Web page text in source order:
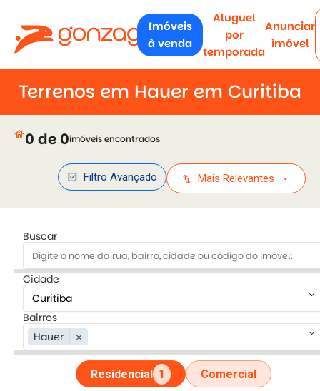
Imóveis
à venda
Aluguel
por
temporada
Anunciar
imóvel
Terrenos em Hauer em Curitiba
house0 de 0imóveis encontrados
check_box Filtro Avançado swap_vert Mais Relevantes arrow_drop_down
Buscar
Cidade
keyboard_arrow_down
Bairros
Hauer
close keyboard_arrow_down
Residencial 1 Comercial